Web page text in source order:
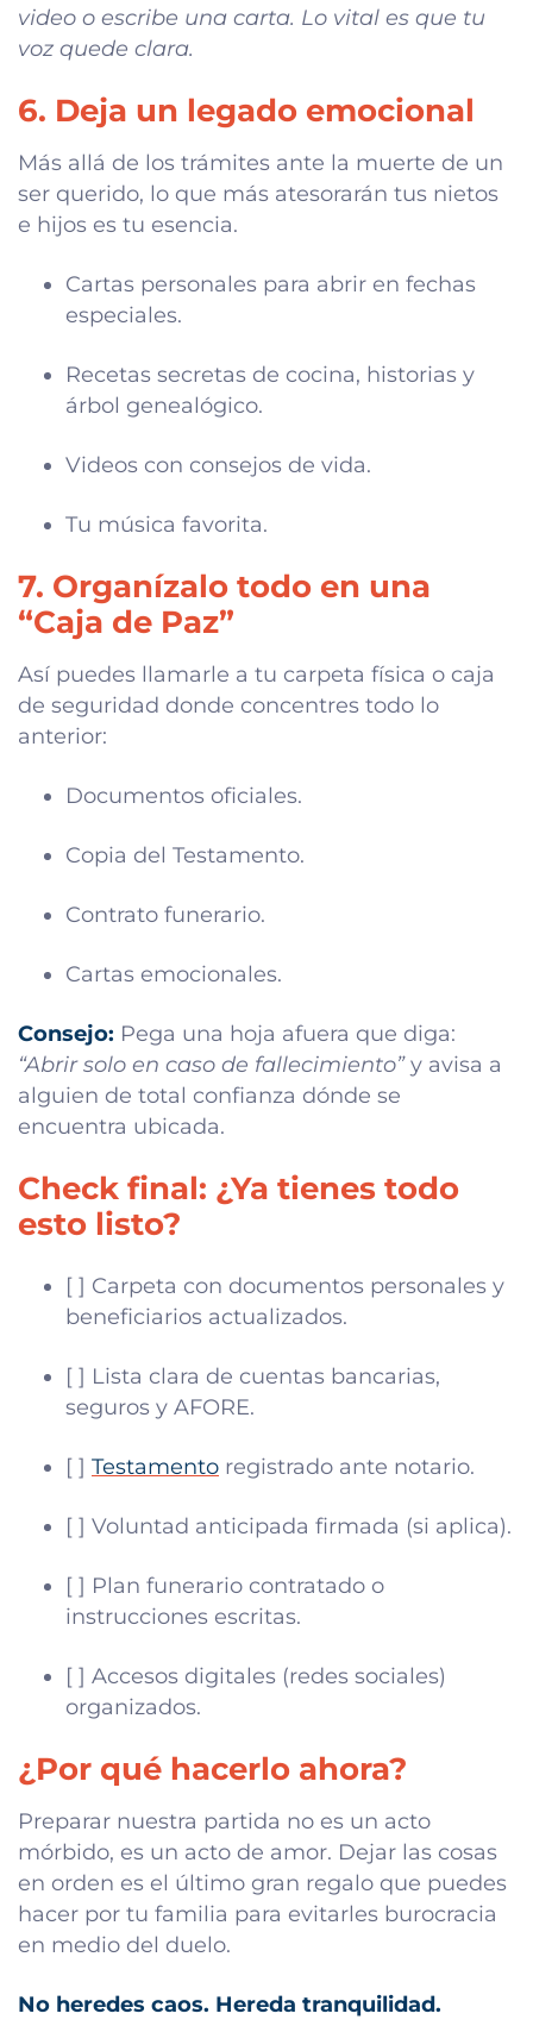
video o escribe una carta. Lo vital es que tu
voz quede clara.
6. Deja un legado emocional
Más allá de los trámites ante la muerte de un
ser querido, lo que más atesorarán tus nietos
e hijos es tu esencia.
Cartas personales para abrir en fechas
especiales.
Recetas secretas de cocina, historias y
árbol genealógico.
Videos con consejos de vida.
Tu música favorita.
7. Organízalo todo en una
“Caja de Paz”
Así puedes llamarle a tu carpeta física o caja
de seguridad donde concentres todo lo
anterior:
Documentos oficiales.
Copia del Testamento.
Contrato funerario.
Cartas emocionales.
Consejo: Pega una hoja afuera que diga:
“Abrir solo en caso de fallecimiento”y avisa a
alguien de total confianza dónde se
encuentra ubicada.
Check final: ¿Ya tienes todo
esto listo?
[ ] Carpeta con documentos personales y
beneficiarios actualizados.
[ ] Lista clara de cuentas bancarias,
seguros y AFORE.
[ ] Testamento registrado ante notario.
[ ] Voluntad anticipada firmada (si aplica).
[ ] Plan funerario contratado o
instrucciones escritas.
[ ] Accesos digitales (redes sociales)
organizados.
¿Por qué hacerlo ahora?
Preparar nuestra partida no es un acto
mórbido, es un acto de amor. Dejar las cosas
en orden es el último gran regalo que puedes
hacer por tu familia para evitarles burocracia
en medio del duelo.
No heredes caos. Hereda tranquilidad.